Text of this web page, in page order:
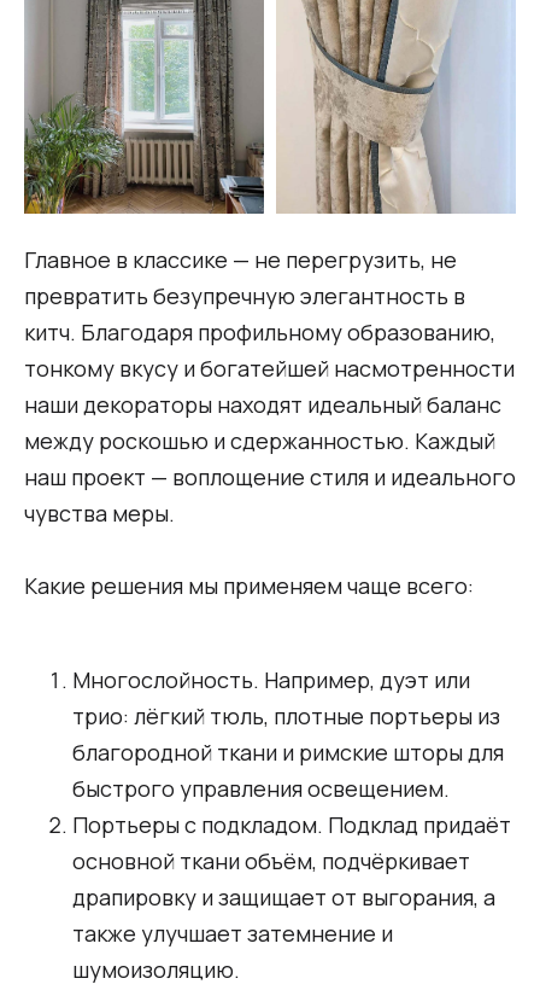
Главное в классике — не перегрузить, не
превратить безупречную элегантность в
китч. Благодаря профильному образованию,
тонкому вкусу и богатейшей насмотренности
наши декораторы находят идеальный баланс
между роскошью и сдержанностью. Каждый
наш проект — воплощение стиля и идеального
чувства меры.
Какие решения мы применяем чаще всего:
Многослойность. Например, дуэт или
трио: лёгкий тюль, плотные портьеры из
благородной ткани и римские шторы для
быстрого управления освещением.
Портьеры с подкладом. Подклад придаёт
основной ткани объём, подчёркивает
драпировку и защищает от выгорания, а
также улучшает затемнение и
шумоизоляцию.